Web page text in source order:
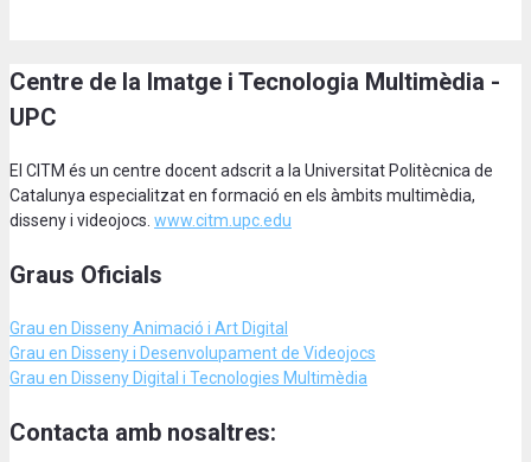
Centre de la Imatge i Tecnologia Multimèdia -
UPC
El CITM és un centre docent adscrit a la Universitat Politècnica de
Catalunya especialitzat en formació en els àmbits multimèdia,
disseny i videojocs. www.citm.upc.edu
Graus Oficials
Grau en Disseny Animació i Art Digital
Grau en Disseny i Desenvolupament de Videojocs
Grau en Disseny Digital i Tecnologies Multimèdia
Contacta amb nosaltres: